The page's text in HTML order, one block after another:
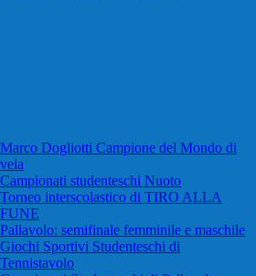
Marco Dogliotti Campione del Mondo di
vela
Campionati studenteschi Nuoto
Torneo interscolastico di TIRO ALLA
FUNE
Pallavolo: semifinale femminile e maschile
Giochi Sportivi Studenteschi di
Tennistavolo